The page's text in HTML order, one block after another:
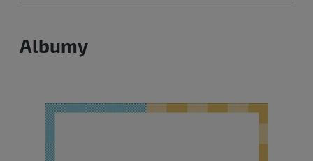
Albumy